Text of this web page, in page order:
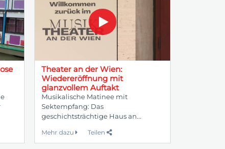
Theater an der Wien:
Wiedereröffnung mit
glanzvollem Auftakt
Musikalische Matinee mit
Sektempfang: Das
geschichtsträchtige Haus an...
Mehr dazu Teilen